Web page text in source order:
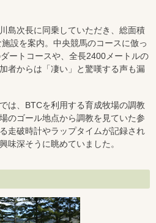
島次長に同乗していただき、総面積
設を案内。中央競馬のコースに倣っ
ートコースや、全長2400メートルの
者からは「凄い」と驚嘆する声も漏
は、BTCを利用する育成牧場の調教
のゴール地点から調教を見ていた参
走破時計やラップタイムが記録され
味深そうに眺めていました。